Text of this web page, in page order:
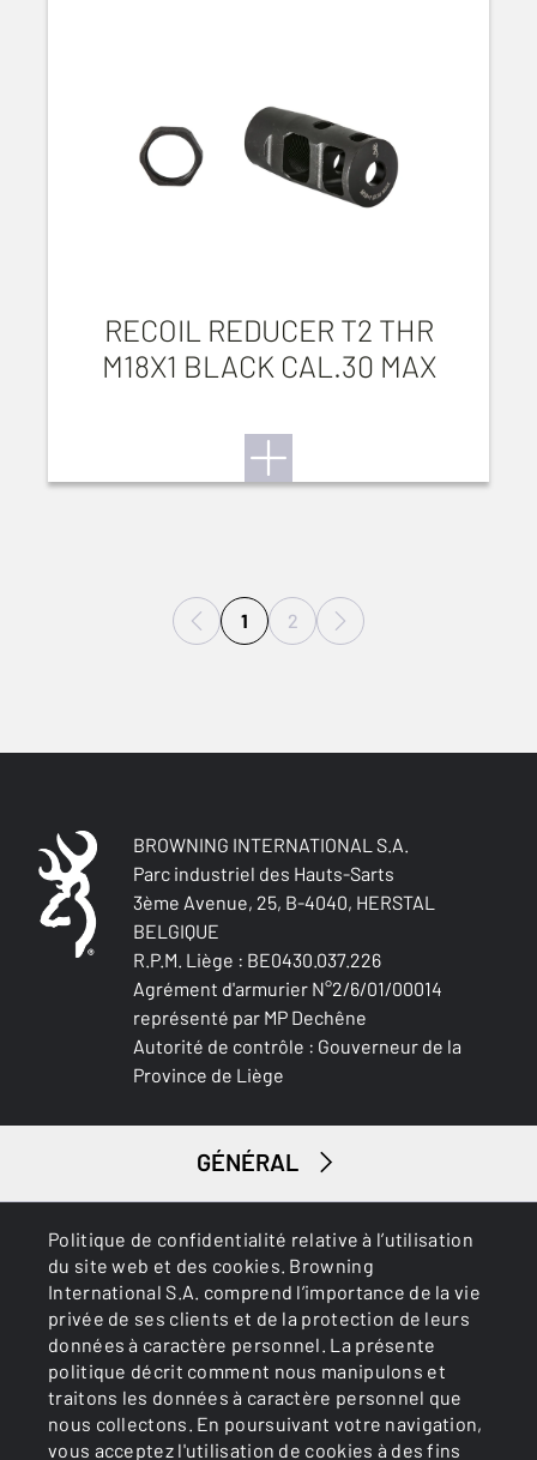
Politique de confidentialité relative à l’utilisation
du site web et des cookies. Browning
International S.A. comprend l’importance de la vie
privée de ses clients et de la protection de leurs
données à caractère personnel. La présente
politique décrit comment nous manipulons et
traitons les données à caractère personnel que
nous collectons. En poursuivant votre navigation,
vous acceptez l'utilisation de cookies à des fins
RECOIL REDUCER T2 THR
M18X1 BLACK CAL.30 MAX
1 2
BROWNING INTERNATIONAL S.A.
Parc industriel des Hauts-Sarts
3ème Avenue, 25, B-4040, HERSTAL
BELGIQUE
R.P.M. Liège : BE0430.037.226
Agrément d'armurier N°2/6/01/00014
représenté par MP Dechêne
Autorité de contrôle : Gouverneur de la
Province de Liège
GÉNÉRAL
SERVICES
Cookies Politique de confidentialité